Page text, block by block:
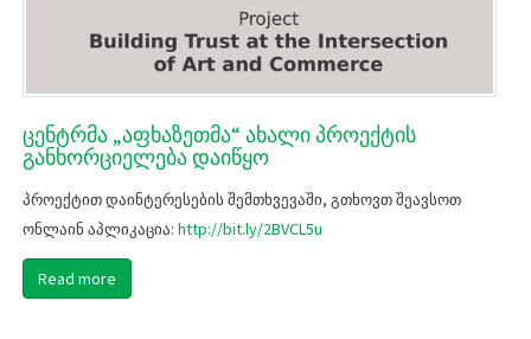
ცენტრმა „აფხაზეთმა“ ახალი პროექტის
განხორციელება დაიწყო
პროექტით დაინტერესების შემთხვევაში, გთხოვთ შეავსოთ
ონლაინ აპლიკაცია: http://bit.ly/2BVCL5u
Read more